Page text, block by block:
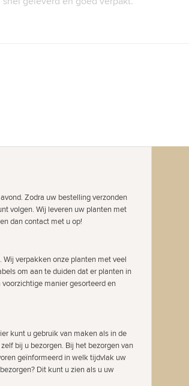
Zodra uw bestelling verzonden
volgen. Wij leveren uw planten met
dan contact met u op!
verpakken onze planten met veel
om aan te duiden dat er planten in
manier gesorteerd en
kunt u gebruik van maken als in de
bij u bezorgen. Bij het bezorgen van
geïnformeerd in welk tijdvlak uw
Dit kunt u zien als u uw